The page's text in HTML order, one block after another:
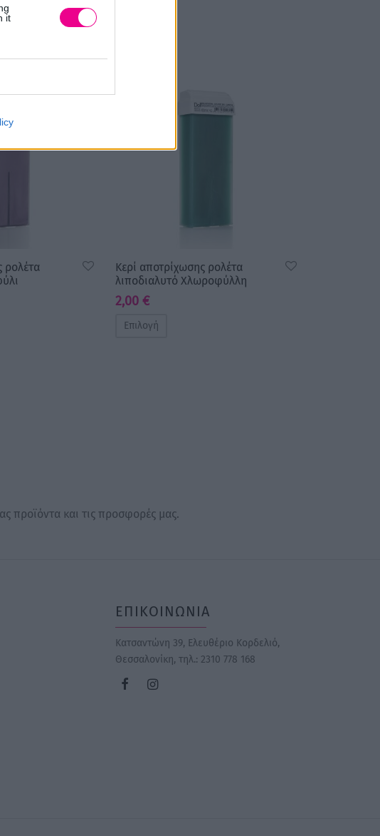
it
ρολέτα
Κερί αποτρίχωσης ρολέτα
λιποδιαλυτό Χλωροφύλλη
2,00 €
Επιλογή
προϊόντα και τις προσφορές μας.
ΕΠΙΚΟΙΝΩΝΙΑ
Κατσαντώνη 39, Ελευθέριο Κορδελιό,
Θεσσαλονίκη, τηλ.: 2310 778 168